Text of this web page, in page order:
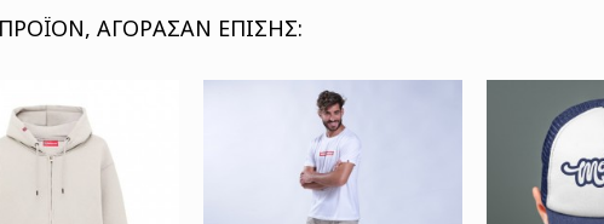
ΑΓΌΡΑΣΑΝ ΕΠΊΣΗΣ: